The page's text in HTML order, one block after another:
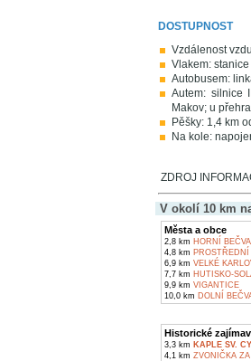
DOSTUPNOST
Vzdálenost
Vlakem:
Autobusem:
Autem: silnice
Makov; u
Pěšky: 1,4 km
Na kole:
ZDROJ
V okolí 10 km
Města a obce
2,8 km HORNÍ BEČVA
4,8 km PROSTŘEDNÍ
6,9 km VELKÉ
7,7 km HUTISKO-
9,9 km VIGANTICE
10,0 km DOLNÍ
Historické
3,3 km KAPLE SV.
4,1 km ZVONIČKA